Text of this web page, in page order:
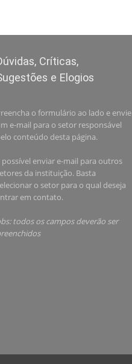
Críticas,
e Elogios
o formulário ao lado e envie
e-mail para o setor responsável
conteúdo desta página.
possível enviar e-mail para outros
da instituição. Basta
o setor para o qual deseja
em contato.
todos os campos deverão ser